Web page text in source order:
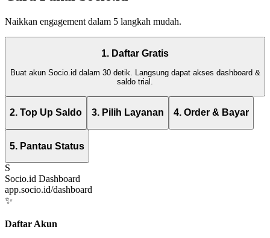
Naikkan engagement dalam 5 langkah mudah.
1. Daftar Gratis
Buat akun Socio.id dalam 30 detik. Langsung dapat akses dashboard &
saldo trial.
2. Top Up Saldo 3. Pilih Layanan 4. Order & Bayar
5. Pantau Status
S
Socio.id Dashboard
app.socio.id/dashboard
✨
Daftar Akun